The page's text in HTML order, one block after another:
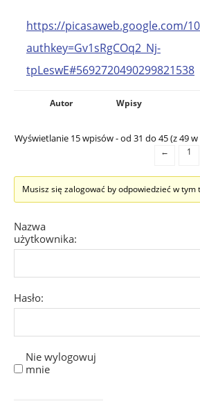
https://picasaweb.google.com/
authkey=Gv1sRgCOq2_Nj-
tpLeswE#5692720490299821538
Autor Wpisy
Wyświetlanie 15 wpisów - od 31 do 45 (z 49
← 1
Musisz się zalogować by odpowiedzieć w tym
Nazwa
użytkownika:
Hasło:
Nie wylogowuj
mnie